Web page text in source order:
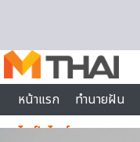
หน้าแรก
ทำนายฝัน
ไลฟ์สไตล์